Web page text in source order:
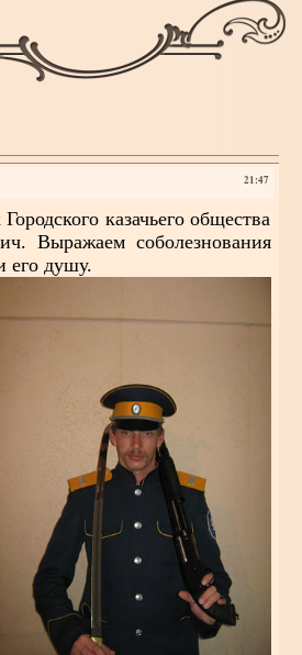
21:47
казачьего общества
Выражаем соболезнования
его душу.